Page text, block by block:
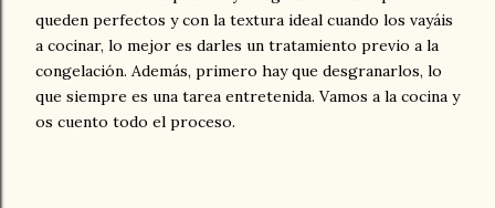
queden perfectos y con la textura ideal cuando los vayáis
a cocinar, lo mejor es darles un tratamiento previo a la
congelación. Además, primero hay que desgranarlos, lo
que siempre es una tarea entretenida. Vamos a la cocina y
os cuento todo el proceso.